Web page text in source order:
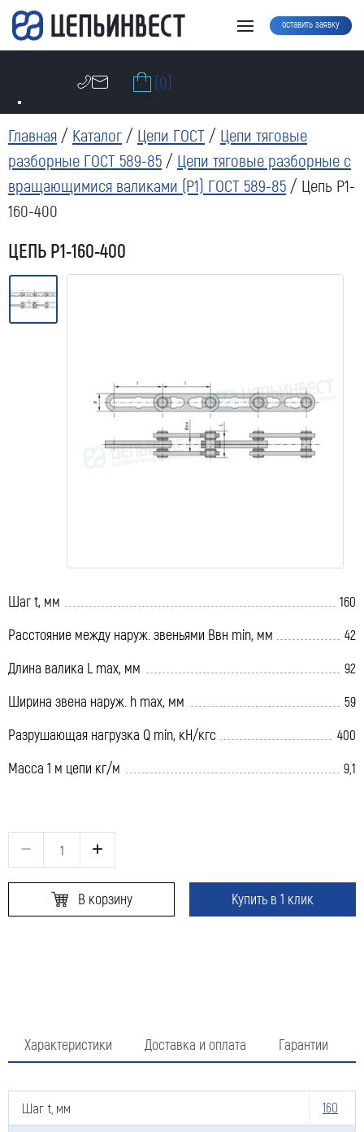
оставить заявку
(0)
Главная / Каталог / Цепи ГОСТ / Цепи тяговые
разборные ГОСТ 589-85 / Цепи тяговые разборные с
вращающимися валиками (Р1) ГОСТ 589-85 / Цепь Р1-
160-400
ЦЕПЬ Р1-160-400
Шаг t, мм 160
Расстояние между наруж. звеньями Ввн min, мм 42
Длина валика L max, мм 92
Ширина звена наруж. h max, мм 59
Разрушающая нагрузка Q min, кН/кгс 400
Масса 1 м цепи кг/м 9,1
В корзину Купить в 1 клик
Характеристики Доставка и оплата Гарантии
Шаг t, мм 160